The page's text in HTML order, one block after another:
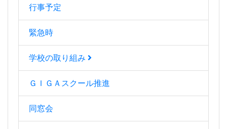
行事予定
緊急時
学校の取り組み
ＧＩＧＡスクール推進
同窓会